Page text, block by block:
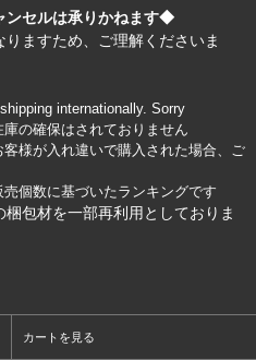
ンセルは承りかねます◆
ますため、ご理解くださいま
internationally. Sorry
の確保はされておりません
様が入れ違いで購入された場合、ご
個数に基づいたランキングです
包材を一部再利用としておりま
カートを見る